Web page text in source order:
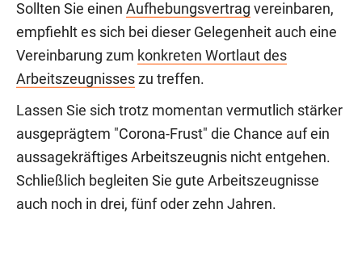
Sollten Sie einen Aufhebungsvertrag vereinbaren,
empfiehlt es sich bei dieser Gelegenheit auch eine
Vereinbarung zum konkreten Wortlaut des
Arbeitszeugnisses zu treffen.
Lassen Sie sich trotz momentan vermutlich stärker
ausgeprägtem "Corona-Frust" die Chance auf ein
aussagekräftiges Arbeitszeugnis nicht entgehen.
Schließlich begleiten Sie gute Arbeitszeugnisse
auch noch in drei, fünf oder zehn Jahren.